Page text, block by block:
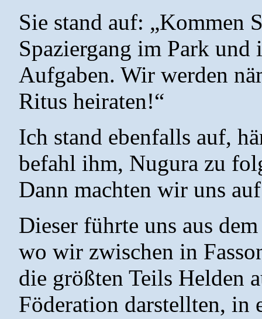
Sie stand auf: „Kommen
Spaziergang im Park
Aufgaben. Wir werden
Ritus heiraten!“
Ich stand ebenfalls auf,
befahl ihm, Nugura zu
Dann machten wir uns
Dieser führte uns aus
wo wir zwischen in
die größten Teils Helden
Föderation darstellten, in